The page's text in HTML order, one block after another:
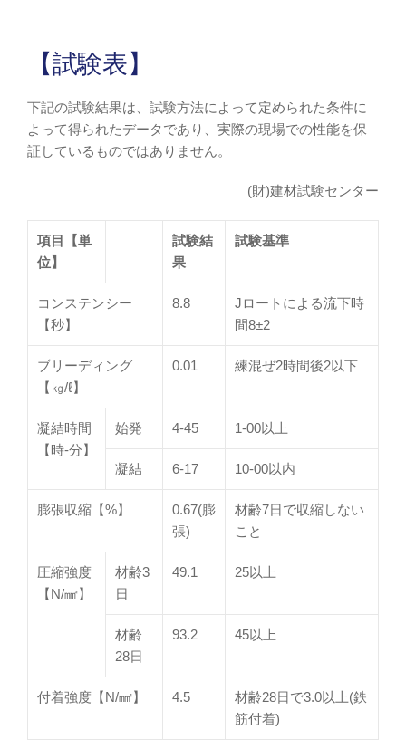
【試験表】
下記の試験結果は、試験方法によって定められた条件に
よって得られたデータであり、実際の現場での性能を保
証しているものではありません。
(財)建材試験センター
項目【単
位】
試験結
果
試験基準
コンステンシー
【秒】
8.8
Jロートによる流下時
間8±2
ブリーディング
【㎏/ℓ】
0.01 練混ぜ2時間後2以下
凝結時間
【時-分】
始発 4-45 1-00以上
凝結 6-17 10-00以内
膨張収縮【%】
0.67(膨
張)
材齢7日で収縮しない
こと
圧縮強度
【N/㎟】
材齢3
日
49.1 25以上
材齢
28日
93.2 45以上
付着強度【N/㎟】 4.5
材齢28日で3.0以上(鉄
筋付着)